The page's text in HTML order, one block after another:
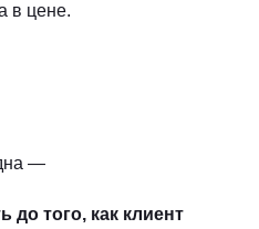
в цене.
—
до того, как клиент